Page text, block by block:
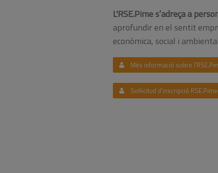
L'RSE.Pime s’adreça a
aprofundir en el sentit
econòmica, social i
Més informació sobre
Sol·licitud d'inscripció RSE.Pime